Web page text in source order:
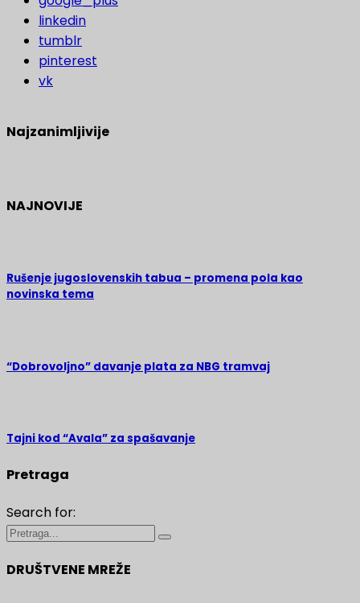
linkedin
tumblr
pinterest
vk
Najzanimljivije
NAJNOVIJE
Rušenje jugoslovenskih tabua – promena pola kao
novinska tema
“Dobrovoljno” davanje plata za NBG tramvaj
Tajni kod “Avala” za spašavanje
Pretraga
Search for:
DRUŠTVENE MREŽE